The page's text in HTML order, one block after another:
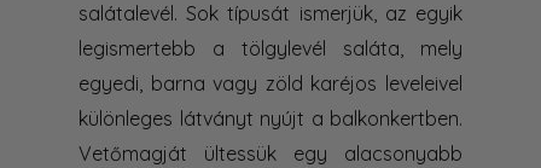
salátalevél. Sok típusát ismerjük, az egyik
legismertebb a tölgylevél saláta, mely
egyedi, barna vagy zöld karéjos leveleivel
különleges látványt nyújt a balkonkertben.
Vetőmagját ültessük egy alacsonyabb